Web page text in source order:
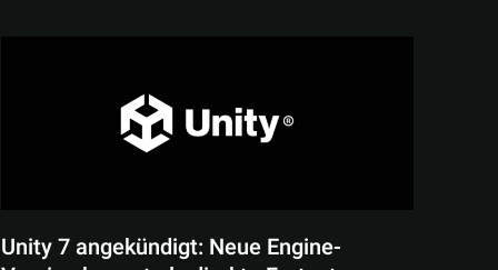
Unity 7 angekündigt: Neue Engine-